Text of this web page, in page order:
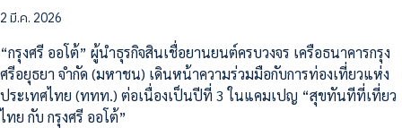
2 มี.ค. 2026
“กรุงศรี ออโต้” ผู้นำธุรกิจสินเชื่อยานยนต์ครบวงจร เครือธนาคารกรุง
ศรีอยุธยา จำกัด (มหาชน) เดินหน้าความร่วมมือกับการท่องเที่ยวแห่ง
ประเทศไทย (ททท.) ต่อเนื่องเป็นปีที่ 3 ในแคมเปญ “สุขทันทีที่เที่ยว
ไทย กับ กรุงศรี ออโต้”